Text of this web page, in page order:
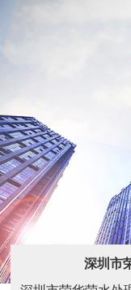
深圳市
深圳市荣华荣水处
务及水处理工程设
司，深圳高新技术
研究和发展，汇聚
为大学学历。 企业
饮机、超滤机、净